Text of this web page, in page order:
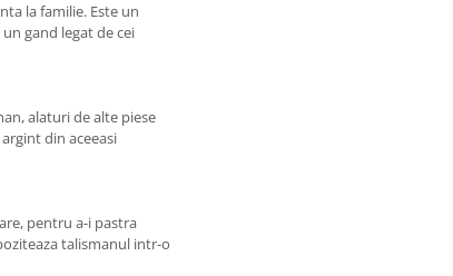
la familie. Este un
gand legat de cei
alaturi de alte piese
din aceeasi
pentru a-i pastra
talismanul intr-o